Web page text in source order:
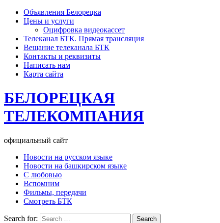
Объявления Белорецка
Цены и услуги
Оцифровка видеокассет
Телеканал БТК. Прямая трансляция
Вещание телеканала БТК
Контакты и реквизиты
Написать нам
Карта сайта
БЕЛОРЕЦКАЯ
ТЕЛЕКОМПАНИЯ
официальный сайт
Новости на русском языке
Новости на башкирском языке
С любовью
Вспомним
Фильмы, передачи
Смотреть БТК
Search for: